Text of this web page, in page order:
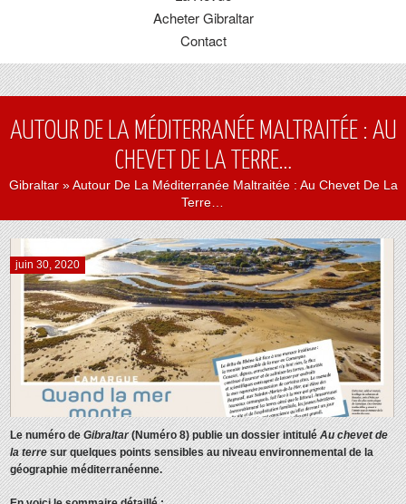
Acheter Gibraltar
Contact
AUTOUR DE LA MÉDITERRANÉE MALTRAITÉE : AU
CHEVET DE LA TERRE…
Gibraltar» Autour De La Méditerranée Maltraitée : Au Chevet De La
Terre…
juin 30, 2020
Le numéro deGibraltar(Numéro 8) publie un dossier intituléAu chevet de
la terresur quelques points sensibles au niveau environnemental de la
géographie méditerranéenne.